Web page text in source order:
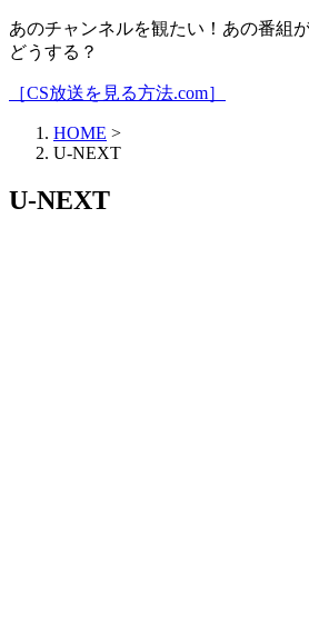
あのチャンネルを観たい！あの番組
どうする？
［CS放送を見る方法.com］
HOME >
U-NEXT
U-NEXT